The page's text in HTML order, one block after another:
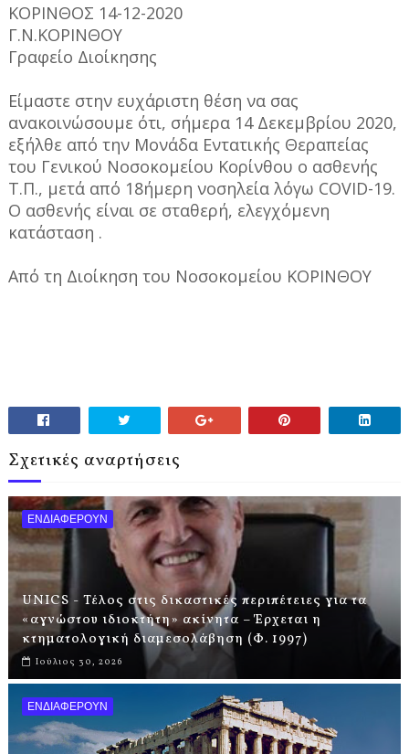
ΚΟΡΙΝΘΟΣ 14-12-2020
Γ.Ν.ΚΟΡΙΝΘΟΥ
Γραφείο Διοίκησης
Είμαστε στην ευχάριστη θέση να σας
ανακοινώσουμε ότι, σήμερα 14 Δεκεμβρίου 2020,
εξήλθε από την Μονάδα Εντατικής Θεραπείας
του Γενικού Νοσοκομείου Κορίνθου ο ασθενής
Τ.Π., μετά από 18ήμερη νοσηλεία λόγω COVID-19.
O ασθενής είναι σε σταθερή, ελεγχόμενη
κατάσταση .
Από τη Διοίκηση του Νοσοκομείου ΚΟΡΙΝΘΟΥ
Σχετικές αναρτήσεις
ΕΝΔΙΑΦΕΡΟΥΝ
UNICS - Τέλος στις δικαστικές περιπέτειες για τα
«αγνώστου ιδιοκτήτη» ακίνητα – Έρχεται η
κτηματολογική διαμεσολάβηση (Φ. 1997)
Ιούλιος 30, 2026
ΕΝΔΙΑΦΕΡΟΥΝ